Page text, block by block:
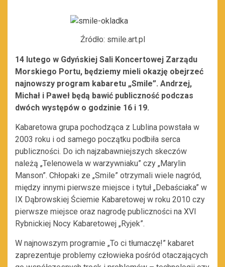
Źródło: smile.art.pl
14 lutego w Gdyńskiej Sali Koncertowej Zarządu
Morskiego Portu, będziemy mieli okazję obejrzeć
najnowszy program kabaretu „Smile”. Andrzej,
Michał i Paweł będą bawić publiczność podczas
dwóch występów o godzinie 16 i 19.
Kabaretowa grupa pochodząca z Lublina powstała w
2003 roku i od samego początku podbiła serca
publiczności. Do ich najzabawniejszych skeczów
należą „Telenowela w warzywniaku” czy „Marylin
Manson”. Chłopaki ze „Smile” otrzymali wiele nagród,
między innymi pierwsze miejsce i tytuł „Debaściaka” w
IX Dąbrowskiej Ściemie Kabaretowej w roku 2010 czy
pierwsze miejsce oraz nagrodę publiczności na XVI
Rybnickiej Nocy Kabaretowej „Ryjek”.
W najnowszym programie „To ci tłumaczę!” kabaret
zaprezentuje problemy człowieka pośród otaczających